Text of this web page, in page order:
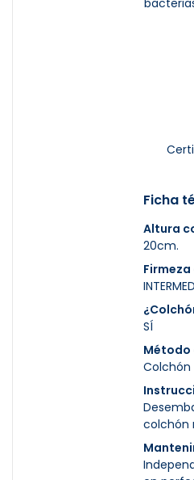
Ficha
Altura
20cm.
SÍ
Método
Colchón
colchón